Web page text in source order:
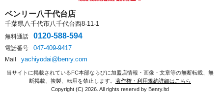
ベンリー八千代台店
千葉県八千代市八千代台西8-11-1
無料通話 0120-588-594
電話番号 047-409-9417
Mail yachiyodai@benry.com
当サイトに掲載されているFC本部ならびに加盟店情報・画像・文章等の無断転載、無
断掲載、複製、転用を禁止します。 著作権・利用規約詳細はこちら
Copyright (C) 2026. All rights reservd by Benry.ltd